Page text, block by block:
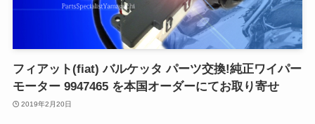
フィアット(fiat) バルケッタ パーツ交換!純正ワイパー
モーター 9947465 を本国オーダーにてお取り寄せ
2019年2月20日